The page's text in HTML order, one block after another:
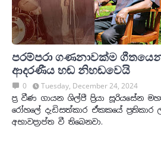
පරම්පරා ගණනාවක්ම
ආදරණීය හඬ නිහඬවෙයි
0
Tuesday, December 24, 2024
ප්‍ර වීණ ගායන ශිල්පී ප්‍රියා සූරියසේන
රෝහලේ දැඩිසත්කාර ඒකකයේ
අභාවප්‍රාප්ත වී තිබෙනවා.